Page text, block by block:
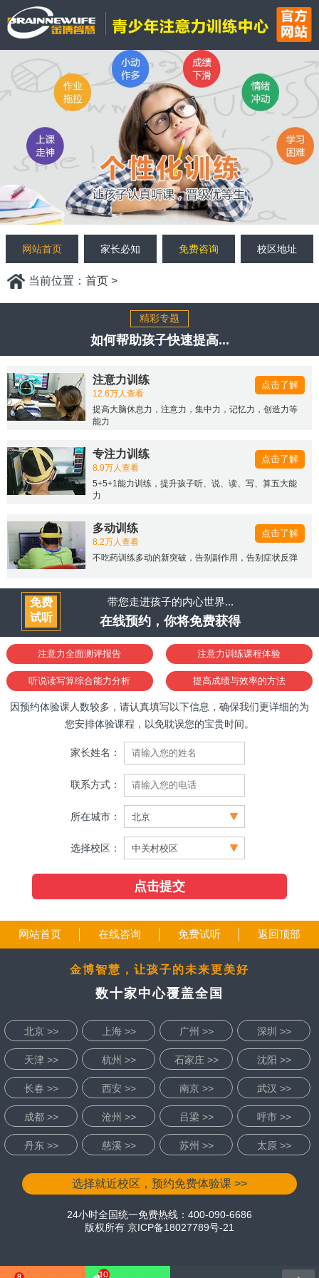
网站首页 家长必知 免费咨询 校区地址
当前位置： 首页 >
精彩专题
如何帮助孩子快速提高...
注意力训练
12.6万人查看
提高大脑休息力，注意力，集中力，记忆力，创造力等
能力
点击了解
专注力训练
8.9万人查看
5+5+1能力训练，提升孩子听、说、读、写、算五大能
力
点击了解
多动训练
8.2万人查看
不吃药训练多动的新突破，告别副作用，告别症状反弹
点击了解
带您走进孩子的内心世界...
在线预约，你将免费获得
免费
试听
注意力全面测评报告 注意力训练课程体验
听说读写算综合能力分析 提高成绩与效率的方法
因预约体验课人数较多，请认真填写以下信息，确保我们更详细的为
您安排体验课程，以免耽误您的宝贵时间。
家长姓名：
联系方式：
所在城市：
选择校区：
网站首页 在线咨询 免费试听 返回顶部
金博智慧，让孩子的未来更美好
数十家中心覆盖全国
北京 >> 上海 >> 广州 >> 深圳 >>
天津 >> 杭州 >> 石家庄 >> 沈阳 >>
长春 >> 西安 >> 南京 >> 武汉 >>
成都 >> 沧州 >> 吕梁 >> 呼市 >>
丹东 >> 慈溪 >> 苏州 >> 太原 >>
选择就近校区，预约免费体验课 >>
24小时全国统一免费热线：400-090-6686
版权所有 京ICP备18027789号-21